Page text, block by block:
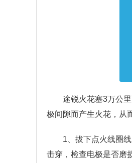
途锐火花塞3万公
极间隙而产生火花，从
1、拔下点火线圈
击穿，检查电极是否磨